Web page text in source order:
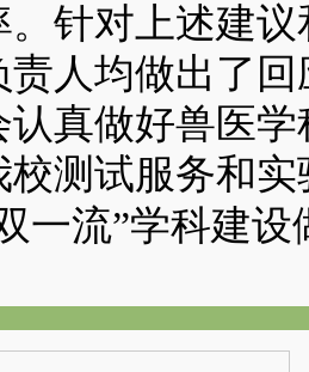
。针对上述建
责人均做出了
认真做好兽医
校测试服务和
一流”学科建